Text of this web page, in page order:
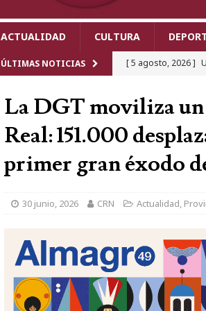
ACTUALIDAD CULTURA
ÚLTIMAS NOTICIAS [ 5 agosto, 2026 ]
[ 4 agosto, 2026 ]
meses de
[ 4 agosto, 2026 ]
[ 4 agosto, 2026 ]
[ 6 agosto, 2026 ]
Mundo 2026 y
La DGT moviliza
Real: 151.000
primer gran éxodo
30 junio, 2026 CRN Actualidad,